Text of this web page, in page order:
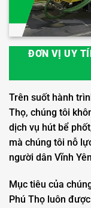
ĐƠN VỊ UY
Trên suốt hành
Thọ, chúng tôi
dịch vụ hút bể
mà chúng tôi nỗ
người dân Vĩnh
Mục tiêu của
Phú Thọ luôn